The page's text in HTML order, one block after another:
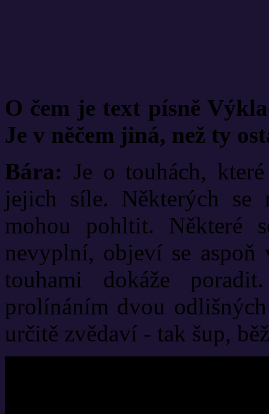
O čem je text písně
Je v něčem jiná, než ty
Bára: Je o touhách,
jejich síle. Některých se
mohou pohltit. Některé
nevyplní, objeví se aspoň
touhami dokáže
prolínáním dvou
určitě zvědaví - tak šup,